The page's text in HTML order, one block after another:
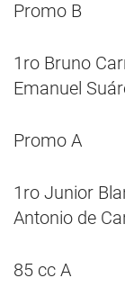
Promo B
1ro Bruno
Emanuel
Promo A
1ro Junior
Antonio de
85 cc A